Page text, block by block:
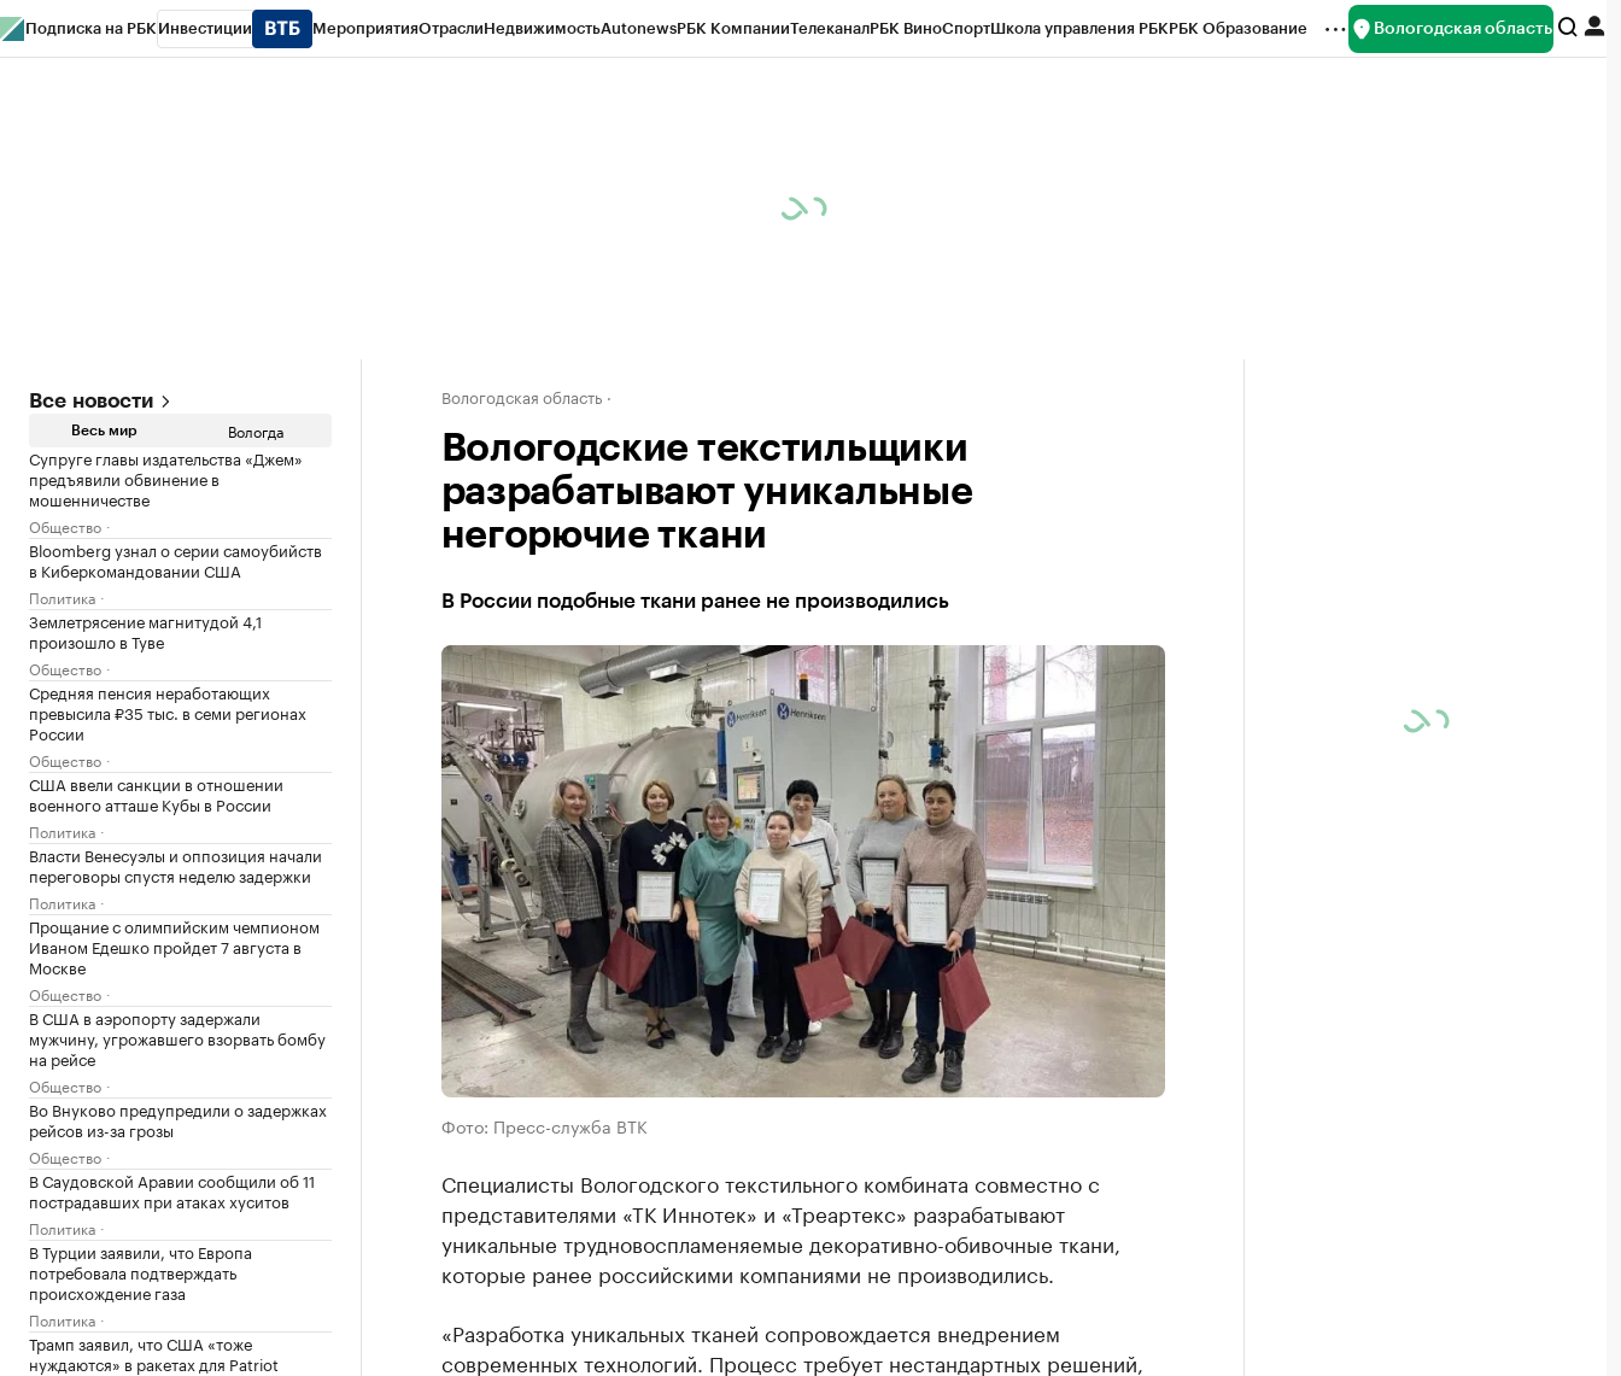
Подписка на РБК Инвестиции МероприятияОтраслиНедвижимостьAutonewsРБК КомпанииТелеканалРБК ВиноСпортШкола управления РБКРБК Образование Вологодская область
Все новости
Весь мир Вологда
Супруге главы издательства «Джем»
предъявили обвинение в
мошенничестве
Общество
Bloomberg узнал о серии самоубийств
в Киберкомандовании США
Политика
Землетрясение магнитудой 4,1
произошло в Туве
Общество
Средняя пенсия неработающих
превысила ₽35 тыс. в семи регионах
России
Общество
США ввели санкции в отношении
военного атташе Кубы в России
Политика
Власти Венесуэлы и оппозиция начали
переговоры спустя неделю задержки
Политика
Прощание с олимпийским чемпионом
Иваном Едешко пройдет 7 августа в
Москве
Общество
В США в аэропорту задержали
мужчину, угрожавшего взорвать бомбу
на рейсе
Общество
Во Внуково предупредили о задержках
рейсов из-за грозы
Общество
В Саудовской Аравии сообщили об 11
пострадавших при атаках хуситов
Политика
В Турции заявили, что Европа
потребовала подтверждать
происхождение газа
Политика
Трамп заявил, что США «тоже
нуждаются» в ракетах для Patriot
Вологодская область
Вологодские текстильщики
разрабатывают уникальные
негорючие ткани
В России подобные ткани ранее не производились
Фото: Пресс-служба ВТК
Специалисты Вологодского текстильного комбината совместно с
представителями «ТК Иннотек» и «Треартекс» разрабатывают
уникальные трудновоспламеняемые декоративно-обивочные ткани,
которые ранее российскими компаниями не производились.
«Разработка уникальных тканей сопровождается внедрением
современных технологий. Процесс требует нестандартных решений,